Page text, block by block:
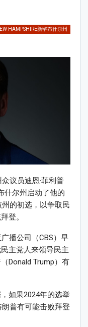
HAMPSHIRE新罕布什尔州
议员迪恩·菲利普
什尔州启动了他的
的初选，以争取民
登。
播公司（CBS）早
主党人来领导民主
Donald Trump）有
如果2024年的选举
普有可能击败拜登